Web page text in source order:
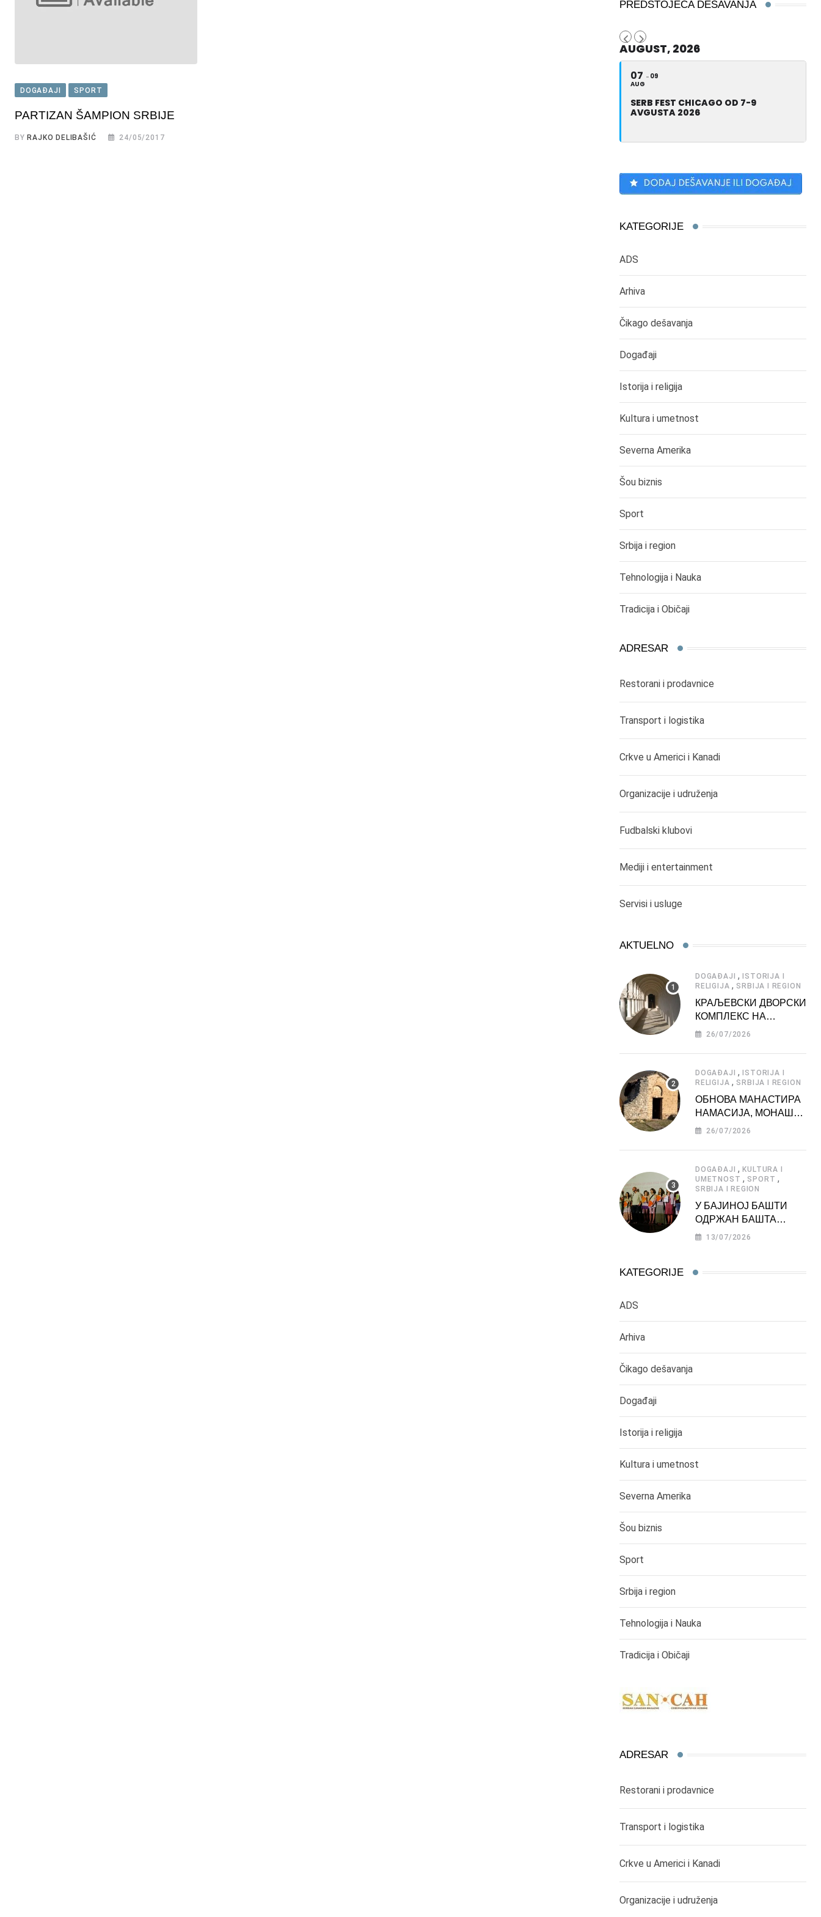
DOGAĐAJI SPORT
PARTIZAN ŠAMPION SRBIJE
BY RAJKO DELIBAŠIĆ 24/05/2017
PREDSTOJEĆA DEŠAVANJA
AUGUST, 2026
07
AUG
09
SERB FEST CHICAGO OD 7-9
AVGUSTA 2026
KATEGORIJE
ADS
Arhiva
Čikago dešavanja
Događaji
Istorija i religija
Kultura i umetnost
Severna Amerika
Šou biznis
Sport
Srbija i region
Tehnologija i Nauka
Tradicija i Običaji
ADRESAR
Restorani i prodavnice
Transport i logistika
Crkve u Americi i Kanadi
Organizacije i udruženja
Fudbalski klubovi
Mediji i entertainment
Servisi i usluge
AKTUELNO
DOGAĐAJI , ISTORIJA I
RELIGIJA , SRBIJA I REGION
КРАЉЕВСКИ ДВОРСКИ
КОМПЛЕКС НА
ДЕДИЊУ –
АТРАКЦИЈА
26/07/2026
DOGAĐAJI , ISTORIJA I
RELIGIJA , SRBIJA I REGION
ОБНОВА МАНАСТИРА
НАМАСИЈА, МОНАШКЕ
ЗАДУЖБИНЕ
26/07/2026
DOGAĐAJI ,KULTURA I
UMETNOST , SPORT ,
SRBIJA I REGION
У БАЈИНОЈ БАШТИ
ОДРЖАН БАШТА
ФЕСТ 2026
13/07/2026
KATEGORIJE
ADS
Arhiva
Čikago dešavanja
Događaji
Istorija i religija
Kultura i umetnost
Severna Amerika
Šou biznis
Sport
Srbija i region
Tehnologija i Nauka
Tradicija i Običaji
ADRESAR
Restorani i prodavnice
Transport i logistika
Crkve u Americi i Kanadi
Organizacije i udruženja